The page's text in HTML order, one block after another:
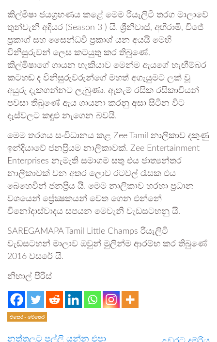
කිල්මිෂා ජයග්‍රහණය කළේ මෙම රියැලිටි තරග මාලාවේ
තුන්වැනි අදියර (Season 3 ) යි. ශ්‍රීනිවාස්, අභිරාමි, විජේ
ප්‍රකාශ් සහ සෛන්ධවි ප්‍රකාශ් යන අයයි මෙහි
විනිසුරුවන් ලෙස කටයුතු කර තිබුණේ.
කිල්මිෂාගේ ගායන හැකියාව මෙන්ම ඇයගේ හැඟීම්බර
කටහඬ ද විනිසුරුවරුන්ගේ මහත් අගැයුමට ලක් වූ
අයුරු දැකගන්නට ලැබුණා. ඇතැම් රසික රසිකාවියන්
පවසා තිබුණේ ඇය ගායනා කරනු අසා සිටින විට
දෑස්වලට කඳුළු නැගෙන බවයි.
මෙම තරගය සංවිධානය කළ Zee Tamil නාලිකාව දකුණු
ඉන්දියාවේ ජනප්‍රියම නාලිකාවක්. Zee Entertainment
Enterprises නැමැති සමාගම සතු එය ජාත්‍යන්තර
නාලිකාවක් වන අතර ලොව රටවල් රැසක එය
බෙහෙවින් ජනප්‍රිය යි. මෙම නාලිකාව හරහා ප්‍රධාන
වශයෙන් ප්‍රේක්‍ෂකයන් වෙත ගෙන එන්නේ
විනෝදාස්වාදය සපයන මෙවැනි වැඩසටහනු යි.
SAREGAMAPA Tamil Little Champs රියැලිටි
වැඩසටහන් මාලාව ඔවුන් මුලින්ම ආරම්භ කර තිබුණේ
2016 වසරේ යි.
නිහාල් පීරිස්
එතෙර - මෙතෙර
නත්තලට පල්ලි යන්න එපා